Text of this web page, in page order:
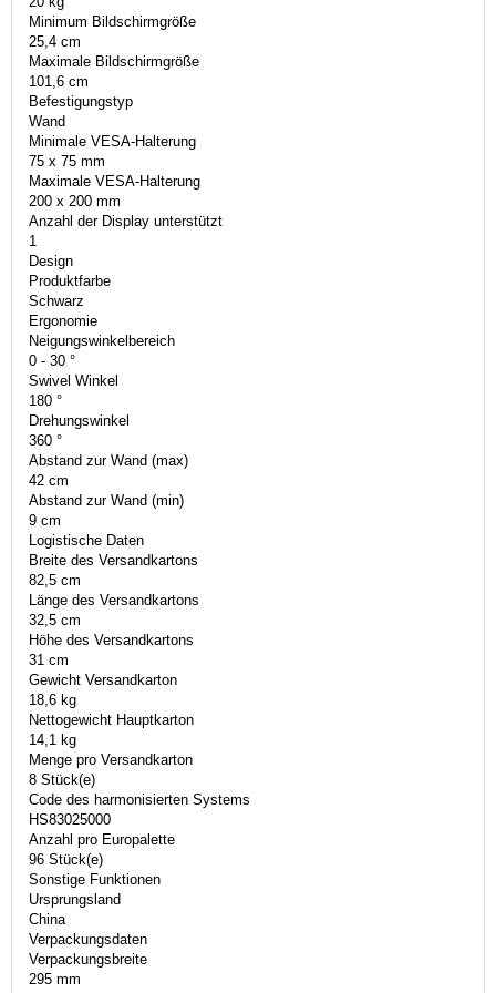
Minimum Bildschirmgröße
25,4 cm
Maximale Bildschirmgröße
101,6 cm
Befestigungstyp
Wand
Minimale VESA-Halterung
75 x 75 mm
Maximale VESA-Halterung
200 x 200 mm
Anzahl der Display unterstützt
1
Design
Produktfarbe
Schwarz
Ergonomie
Neigungswinkelbereich
0 - 30 °
Swivel Winkel
180 °
Drehungswinkel
360 °
Abstand zur Wand (max)
42 cm
Abstand zur Wand (min)
9 cm
Logistische Daten
Breite des Versandkartons
82,5 cm
Länge des Versandkartons
32,5 cm
Höhe des Versandkartons
31 cm
Gewicht Versandkarton
18,6 kg
Nettogewicht Hauptkarton
14,1 kg
Menge pro Versandkarton
8 Stück(e)
Code des harmonisierten Systems
HS83025000
Anzahl pro Europalette
96 Stück(e)
Sonstige Funktionen
Ursprungsland
China
Verpackungsdaten
Verpackungsbreite
295 mm